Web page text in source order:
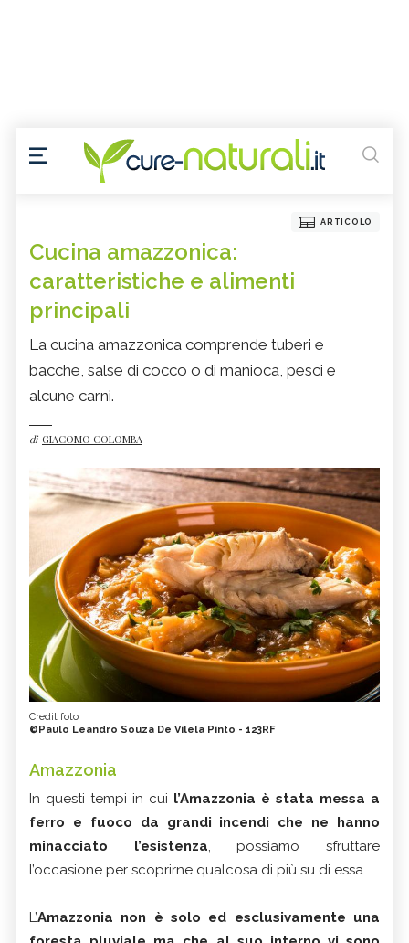
ARTICOLO
Cucina amazzonica:
caratteristiche e alimenti
principali
La cucina amazzonica comprende tuberi e
bacche, salse di cocco o di manioca, pesci e
alcune carni.
di GIACOMO COLOMBA
Credit foto
©Paulo Leandro Souza De Vilela Pinto - 123RF
Amazzonia
In questi tempi in cui l’Amazzonia è stata messa a
ferro e fuoco da grandi incendi che ne hanno
minacciato l’esistenza, possiamo sfruttare
l’occasione per scoprirne qualcosa di più su di essa.
L’Amazzonia non è solo ed esclusivamente una